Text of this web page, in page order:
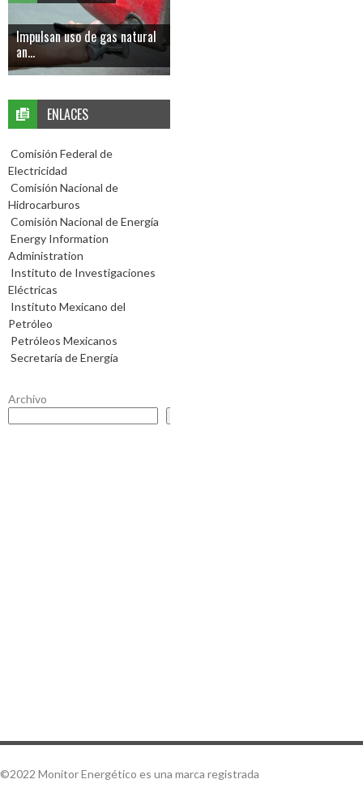
Impulsan uso de gas natural
an...
ENLACES
Comisión Federal de
Electricidad
Comisión Nacional de
Hidrocarburos
Comisión Nacional de Energía
Energy Information
Administration
Instituto de Investigaciones
Eléctricas
Instituto Mexicano del
Petróleo
Petróleos Mexicanos
Secretaría de Energía
Archivo
©2022 Monitor Energético es una marca registrada